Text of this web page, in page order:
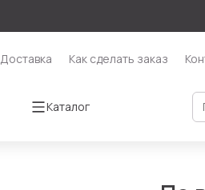
Доставка Как сделать заказ
Каталог